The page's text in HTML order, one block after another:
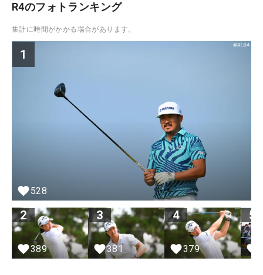
R4のフォトランキング
集計に時間がかかる場合があります。
1
528
2
389
3
381
4
379
5